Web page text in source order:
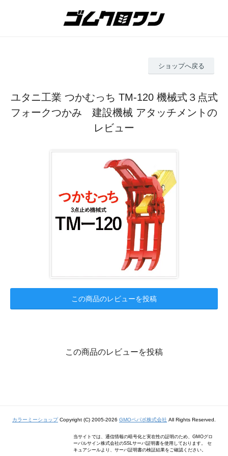
ショップへ戻る
ユタニ工業 つかむっち TM-120 機械式３点式
フォークつかみ 建設機械 アタッチメントの
レビュー
この商品のレビューを投稿
この商品のレビューを投稿
カラーミーショップCopyright (C) 2005-2026 GMOペパボ株式会社 All Rights Reserved.
当サイトでは、通信情報の暗号化と実在性の証明のため、GMOグロ
ーバルサイン株式会社のSSLサーバ証明書を使用しております。 セ
キュアシールより、サーバ証明書の検証結果をご確認ください。